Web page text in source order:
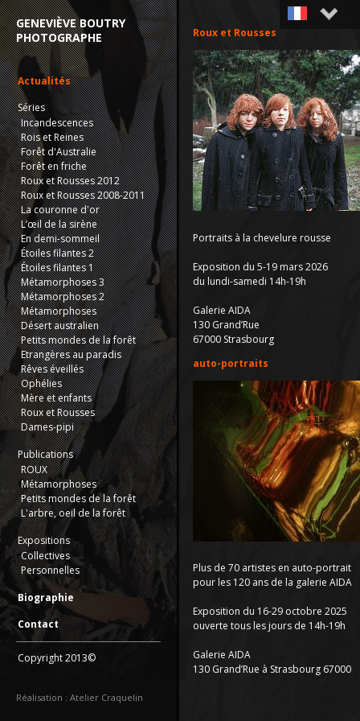
Roux et Rousses
Portraits à la chevelure rousse
Exposition du 5-19 mars 2026
du lundi-samedi 14h-19h
Galerie AIDA
130 Grand’Rue
67000 Strasbourg
auto-portraits
Plus de 70 artistes en auto-portrait
pour les 120 ans de la galerie AIDA
Exposition du 16-29 octobre 2025
ouverte tous les jours de 14h-19h
Galerie AIDA
130 Grand’Rue à Strasbourg 67000
GENEVIÈVE BOUTRY
PHOTOGRAPHE
Actualités
Séries
Incandescences
Rois et Reines
Forêt d'Australie
Forêt en friche
Roux et Rousses 2012
Roux et Rousses 2008-2011
La couronne d'or
L’œil de la sirène
En demi-sommeil
Étoiles filantes 2
Étoiles filantes 1
Métamorphoses 3
Métamorphoses 2
Métamorphoses
Désert australien
Petits mondes de la forêt
Etrangères au paradis
Rêves éveillés
Ophélies
Mère et enfants
Roux et Rousses
Dames-pipi
Publications
ROUX
Métamorphoses
Petits mondes de la forêt
L'arbre, oeil de la forêt
Expositions
Collectives
Personnelles
Biographie
Contact
Copyright 2013©
Réalisation : Atelier Craquelin
English